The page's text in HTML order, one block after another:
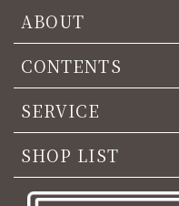
ABOUT
CONTENTS
SERVICE
SHOP LIST